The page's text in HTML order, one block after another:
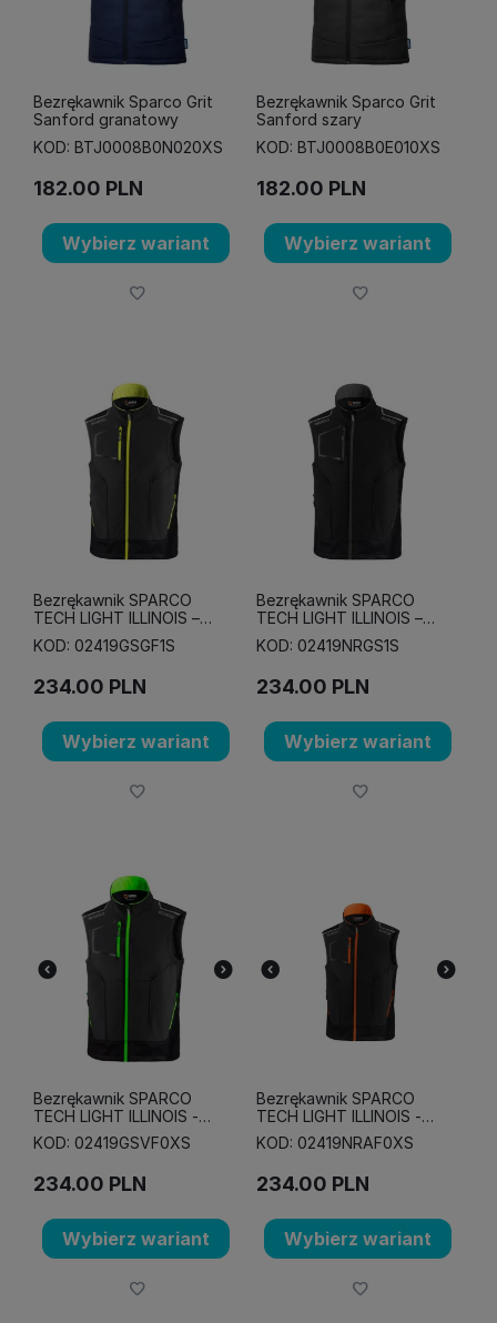
Bezrękawnik Sparco Grit
Sanford granatowy
KOD: BTJ0008B0N020XS
182.00 PLN
Wybierz wariant
Bezrękawnik Sparco Grit
Sanford szary
KOD: BTJ0008B0E010XS
182.00 PLN
Wybierz wariant
Bezrękawnik SPARCO
TECH LIGHT ILLINOIS –
szaro-żółty
KOD: 02419GSGF1S
234.00 PLN
Wybierz wariant
Bezrękawnik SPARCO
TECH LIGHT ILLINOIS –
czarno-szary
KOD: 02419NRGS1S
234.00 PLN
Wybierz wariant
Bezrękawnik SPARCO
TECH LIGHT ILLINOIS -
szaro-zielony
KOD: 02419GSVF0XS
234.00 PLN
Wybierz wariant
Bezrękawnik SPARCO
TECH LIGHT ILLINOIS -
czarno-pomarańczowy
KOD: 02419NRAF0XS
234.00 PLN
Wybierz wariant